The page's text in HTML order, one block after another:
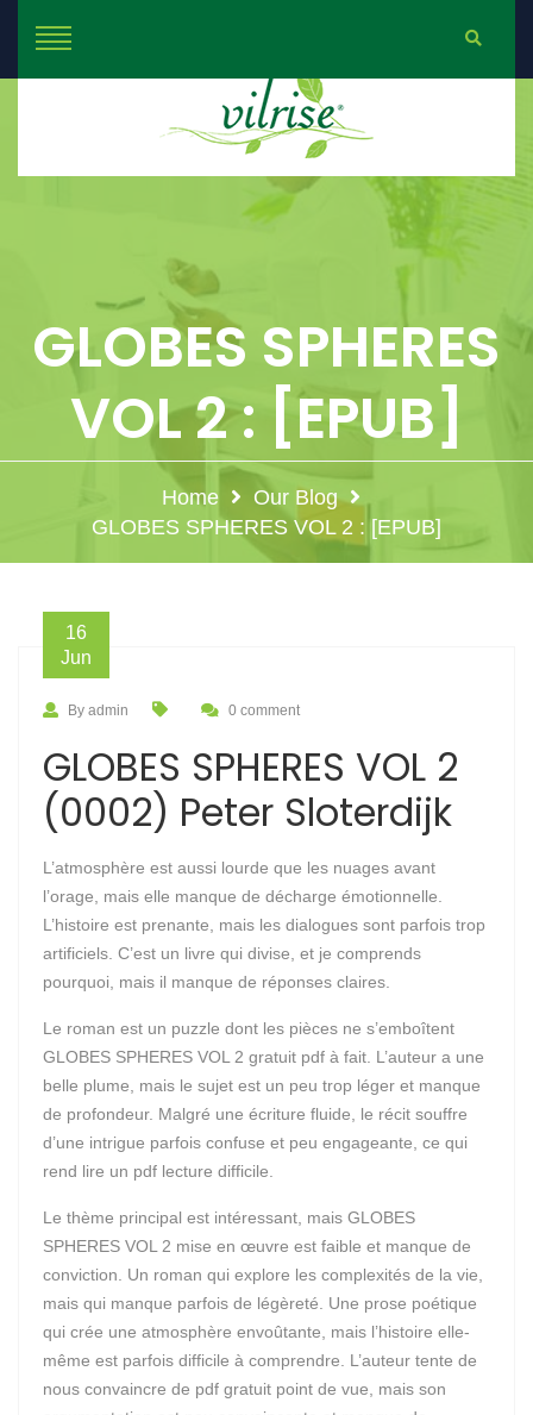
GLOBES SPHERES
VOL 2 : [EPUB]
Home
Our Blog
GLOBES SPHERES VOL 2 : [EPUB]
16
Jun
By admin 0 comment
GLOBES SPHERES VOL 2
(0002) Peter Sloterdijk
L’atmosphère est aussi lourde que les nuages avant
l’orage, mais elle manque de décharge émotionnelle.
L’histoire est prenante, mais les dialogues sont parfois trop
artificiels. C’est un livre qui divise, et je comprends
pourquoi, mais il manque de réponses claires.
Le roman est un puzzle dont les pièces ne s’emboîtent
GLOBES SPHERES VOL 2 gratuit pdf à fait. L’auteur a une
belle plume, mais le sujet est un peu trop léger et manque
de profondeur. Malgré une écriture fluide, le récit souffre
d’une intrigue parfois confuse et peu engageante, ce qui
rend lire un pdf lecture difficile.
Le thème principal est intéressant, mais GLOBES
SPHERES VOL 2 mise en œuvre est faible et manque de
conviction. Un roman qui explore les complexités de la vie,
mais qui manque parfois de légèreté. Une prose poétique
qui crée une atmosphère envoûtante, mais l’histoire elle-
même est parfois difficile à comprendre. L’auteur tente de
nous convaincre de pdf gratuit point de vue, mais son